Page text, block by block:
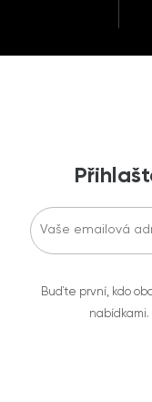
Buďte první, kdo